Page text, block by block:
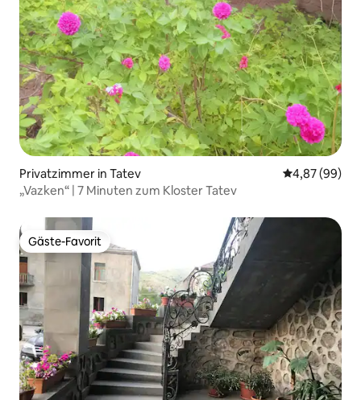
Privatzimmer in Tatev
4,87 (99)
„Vazken“ | 7 Minuten zum Kloster Tatev
Gäste-Favorit
Gäste-Favorit